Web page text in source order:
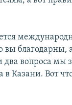
вы благодарны,
два вопроса мы
в Казани. Вот